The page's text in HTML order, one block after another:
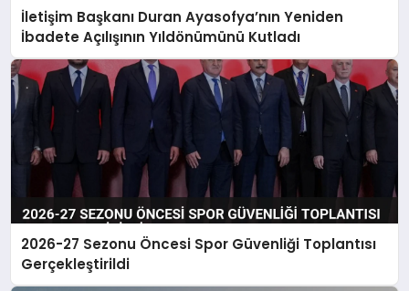
İletişim Başkanı Duran Ayasofya’nın Yeniden
İbadete Açılışının Yıldönümünü Kutladı
2026-27 Sezonu Öncesi Spor Güvenliği Toplantısı
Gerçekleştirildi